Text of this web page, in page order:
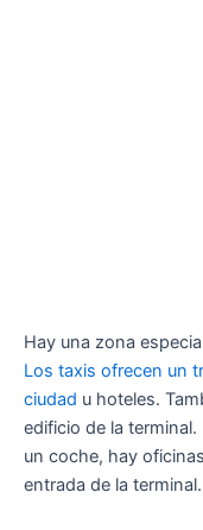
Hay una zona
Los taxis ofrecen un
ciudad u hoteles.
edificio de la
un coche, hay
entrada de la terminal.